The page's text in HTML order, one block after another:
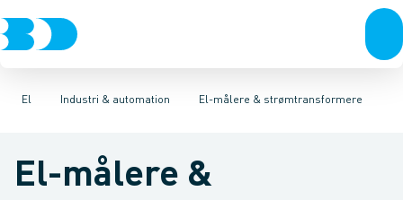
El
VVS El-teknik KloakVandforsyningKlima KølIndustriVærktøj
Industri & automation
El top 100Afbrydere, stikkontakter & lampeudtag
El-målere & strømtransformere
IndustriAutomationFrekvens, softstartere, servo,
El-målere &